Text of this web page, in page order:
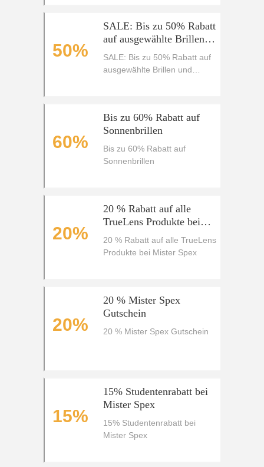
50%
SALE: Bis zu 50% Rabatt
auf ausgewählte Brillen
und Sonnenbrillen
SALE: Bis zu 50% Rabatt auf
ausgewählte Brillen und
60%
Bis zu 60% Rabatt auf
Sonnenbrillen
Bis zu 60% Rabatt auf
Sonnenbrillen
20%
20 % Rabatt auf alle
TrueLens Produkte bei
Mister Spex
20 % Rabatt auf alle TrueLens
Produkte bei Mister Spex
20%
20 % Mister Spex
Gutschein
20 % Mister Spex Gutschein
15%
15% Studentenrabatt bei
Mister Spex
15% Studentenrabatt bei
Mister Spex